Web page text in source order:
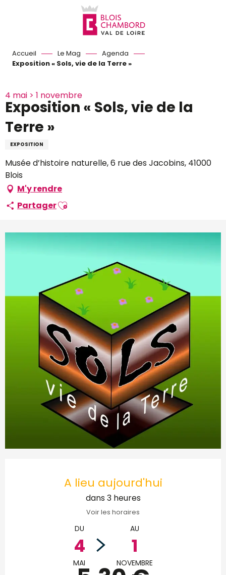
Accueil Le Mag
Agenda
Exposition « Sols, vie de la Terre »
4 mai > 1 novembre
Exposition « Sols, vie de la
Terre »
EXPOSITION
Musée d’histoire naturelle, 6 rue des Jacobins, 41000
Blois
M'y rendre
PartagerAjouter aux favoris
A lieu aujourd'hui
dans 3 heures
Voir les horaires
DU
4
MAI
AU
1
NOVEMBRE